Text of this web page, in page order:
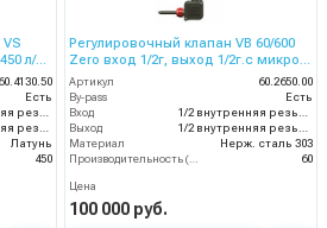
л/
60.4130.50
Есть
Латунь
450
Регулировочный клапан VB 60/600
Zero вход 1/2г, выход 1/2г.с микро-
выкл. 60 л/мин 600 бар нерж.
Артикул
60.2650.00
By-pass
Есть
Вход
Выход
Материал
Нерж. сталь 303
60
Цена
100 000 руб.